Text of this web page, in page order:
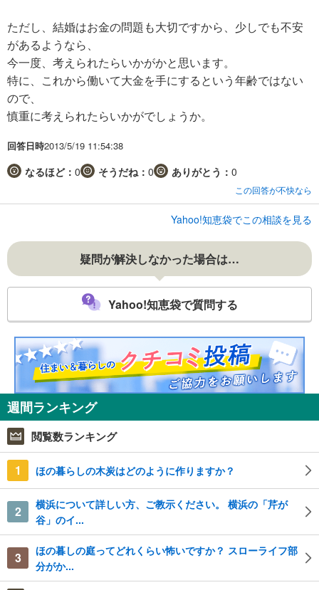
ただし、結婚はお金の問題も大切ですから、少しでも不安
があるようなら、
今一度、考えられたらいかがかと思います。
特に、これから働いて大金を手にするという年齢ではない
ので、
慎重に考えられたらいかがでしょうか。
回答日時2013/5/19 11:54:38
なるほど： 0 そうだね： 0 ありがとう： 0
この回答が不快なら
Yahoo!知恵袋でこの相談を見る
疑問が解決しなかった場合は…
Yahoo!知恵袋で質問する
週間ランキング
閲覧数ランキング
1 ほの暮らしの木炭はどのように作りますか？
2
横浜について詳しい方、ご教示ください。 横浜の「芹が
谷」のイ...
3
ほの暮しの庭ってどれくらい怖いですか？ スローライフ部
分がか...